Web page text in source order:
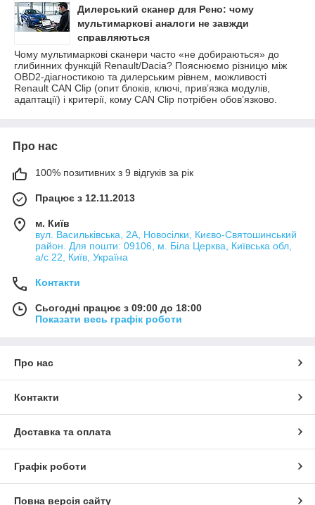
Дилерський сканер для Рено: чому
мультимаркові аналоги не завжди
справляються
Чому мультимаркові сканери часто «не добираються» до
глибинних функцій Renault/Dacia? Пояснюємо різницю між
OBD2-діагностикою та дилерським рівнем, можливості
Renault CAN Clip (опит блоків, ключі, прив’язка модулів,
адаптації) і критерії, кому CAN Clip потрібен обов’язково.
Про нас
100% позитивних з 9 відгуків за рік
Працює з 12.11.2013
м. Київ
вул. Васильківська, 2А, Новосілки, Києво-Святошинський
район. Для пошти: 09106, м. Біла Церква, Київська обл,
а/с 22, Київ, Україна
Контакти
Сьогодні працює з 09:00 до 18:00
Показати весь графік роботи
Про нас
Контакти
Доставка та оплата
Графік роботи
Повна версія сайту